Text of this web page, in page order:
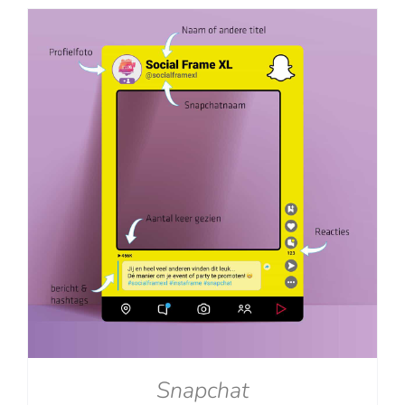
tot
€129.00
Snapchat